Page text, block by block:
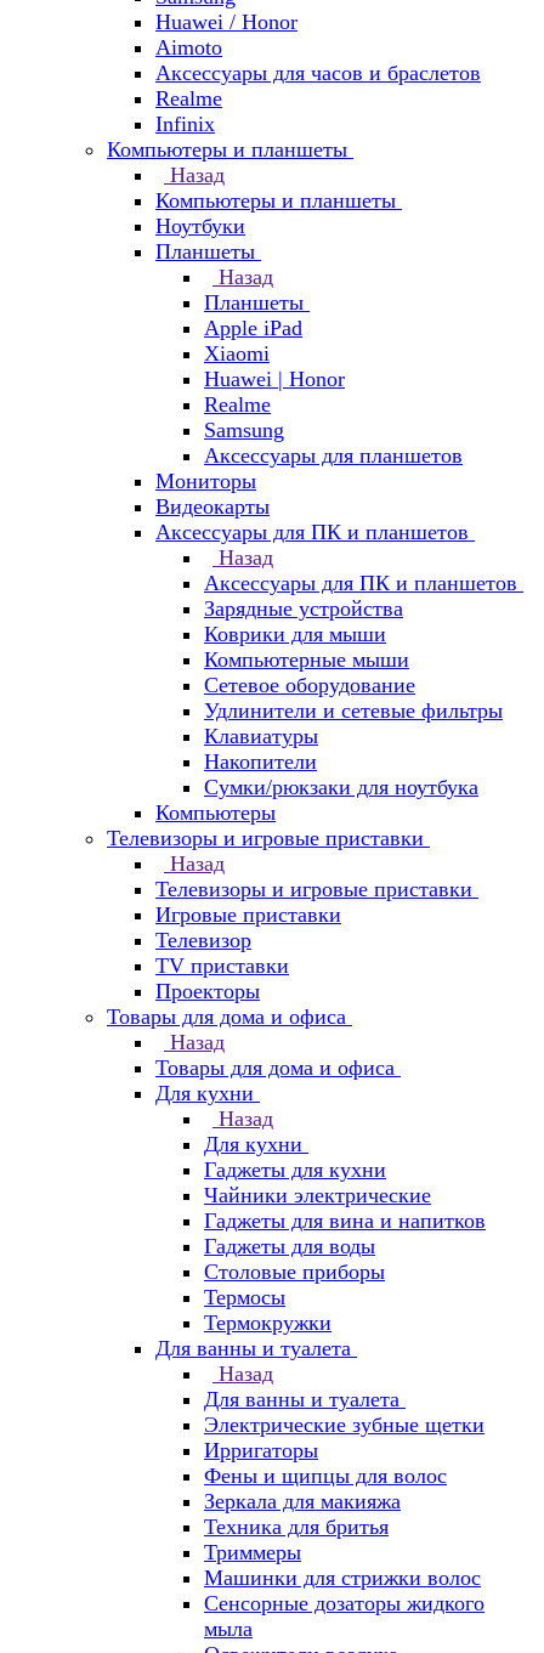
Huawei / Honor
Aimoto
Аксессуары для часов и браслетов
Realme
Infinix
Компьютеры и планшеты
Назад
Компьютеры и планшеты
Ноутбуки
Планшеты
Назад
Планшеты
Apple iPad
Xiaomi
Huawei | Honor
Realme
Samsung
Аксессуары для планшетов
Мониторы
Видеокарты
Аксессуары для ПК и планшетов
Назад
Аксессуары для ПК и планшетов
Зарядные устройства
Коврики для мыши
Компьютерные мыши
Сетевое оборудование
Удлинители и сетевые фильтры
Клавиатуры
Накопители
Сумки/рюкзаки для ноутбука
Компьютеры
Телевизоры и игровые приставки
Назад
Телевизоры и игровые приставки
Игровые приставки
Телевизор
TV приставки
Проекторы
Товары для дома и офиса
Назад
Товары для дома и офиса
Для кухни
Назад
Для кухни
Гаджеты для кухни
Чайники электрические
Гаджеты для вина и напитков
Гаджеты для воды
Столовые приборы
Термосы
Термокружки
Для ванны и туалета
Назад
Для ванны и туалета
Электрические зубные щетки
Ирригаторы
Фены и щипцы для волос
Зеркала для макияжа
Техника для бритья
Триммеры
Машинки для стрижки волос
Сенсорные дозаторы жидкого
мыла